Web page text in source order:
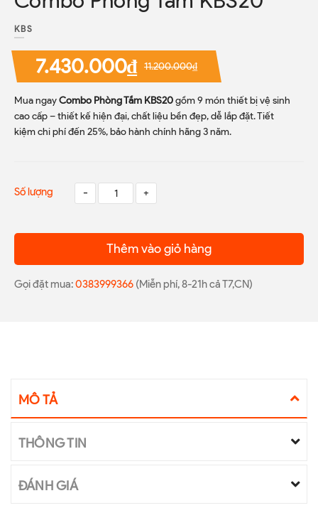
KBS
7.430.000₫ 11.200.000₫
Mua ngayCombo Phòng Tắm KBS20gồm 9 món thiết bị vệ sinh
cao cấp – thiết kế hiện đại, chất liệu bền đẹp, dễ lắp đặt. Tiết
kiệm chi phí đến 25%, bảo hành chính hãng 3 năm.
Số lượng - +
Thêm vào giỏ hàng
Gọi đặt mua:0383999366 (Miễn phí, 8-21h cả T7,CN)
MÔ TẢ
THÔNG TIN
ĐÁNH GIÁ